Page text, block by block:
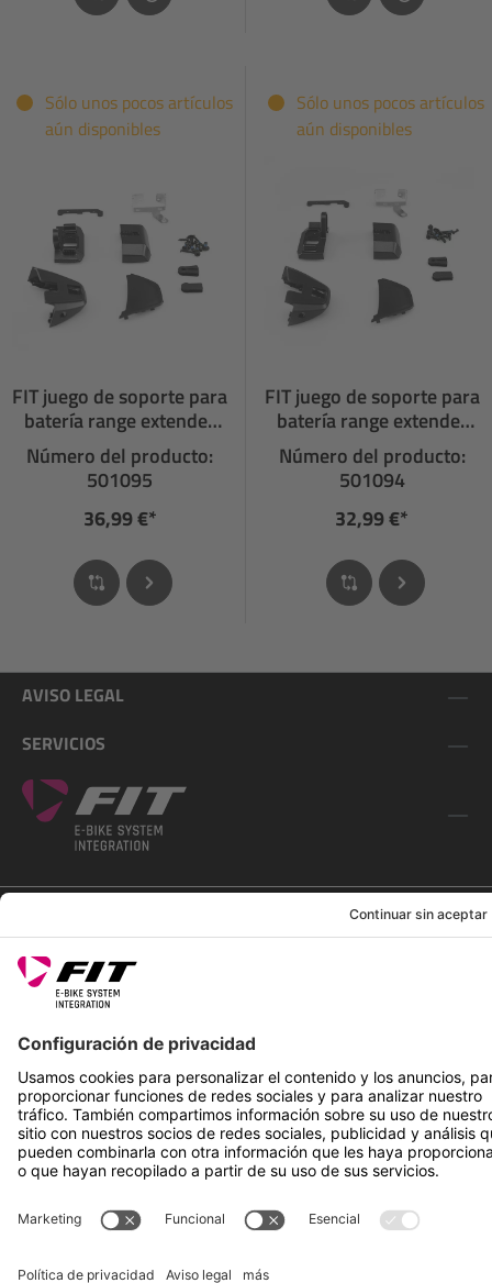
Sólo unos pocos artículos
aún disponibles
FIT juego de soporte para
batería range extender
ancho
Número del producto:
501095
36,99 €*
Sólo unos pocos artículos
aún disponibles
FIT juego de soporte para
batería range extender
estrecho
Número del producto:
501094
32,99 €*
AVISO LEGAL
SERVICIOS
*Precio de venta recomendado incl. IVA más gastos de envío
Rotax Bike Technology AG © 2025